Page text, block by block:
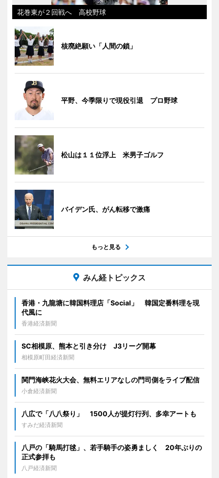
花巻東が２回戦へ 高校野球
核廃絶願い「人間の鎖」
平野、今季限りで現役引退 プロ野球
松山は１１位浮上 米男子ゴルフ
バイデン氏、がん転移で激痛
もっと見る
みん経トピックス
香港・九龍塘に韓国料理店「Social」 韓国定番料理を現
代風に
香港経済新聞
SC相模原、熊本と引き分け J3リーグ開幕
相模原町田経済新聞
関門海峡花火大会、無料エリアなしの門司側をライブ配信
小倉経済新聞
八広で「八八祭り」 1500人が提灯行列、多幸アートも
すみだ経済新聞
八戸の「騎馬打毬」、若手騎手の姿勇ましく 20年ぶりの
正式参拝も
八戸経済新聞